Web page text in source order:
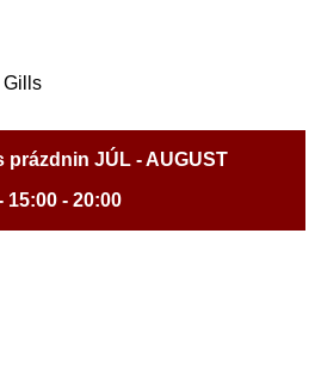
Gills
JÚL - AUGUST
- 20:00